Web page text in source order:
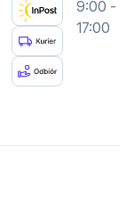
9:00 -
17:00